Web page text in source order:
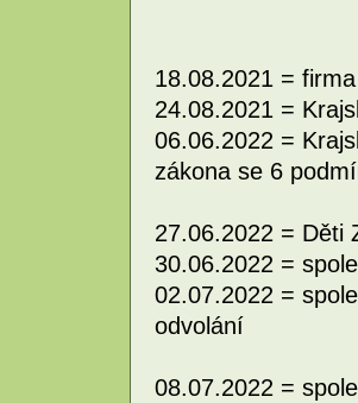
18.08.2021 =
24.08.2021 =
06.06.2022 =
zákona se 6
27.06.2022 = Děti
30.06.2022 =
02.07.2022 =
odvolání
08.07.2022 =